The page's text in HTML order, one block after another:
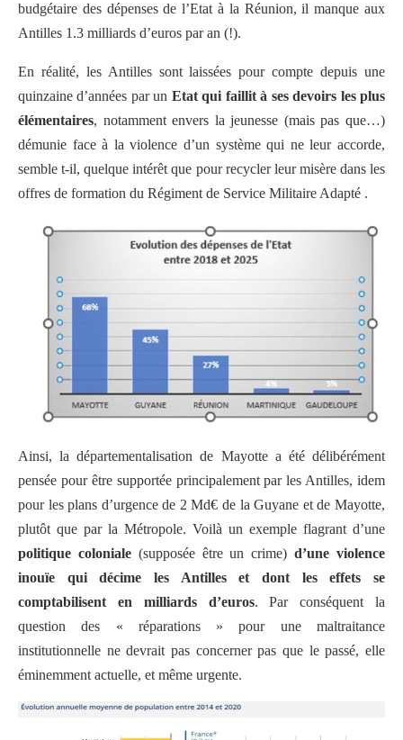
budgétaire des dépenses de l’Etat à la Réunion, il manque aux
Antilles 1.3 milliards d’euros par an (!).
En réalité, les Antilles sont laissées pour compte depuis une
quinzaine d’années par un Etat qui faillit à ses devoirs lesplus
élémentaires, notamment envers la jeunesse (mais pas que…)
démunie face à la violence d’un système qui ne leur accorde,
semble t-il, quelque intérêt que pour recycler leur misère dans les
offres de formation du Régiment de Service Militaire Adapté .
Ainsi, la départementalisation de Mayotte a été délibérément
pensée pour être supportée principalement par les Antilles, idem
pour les plans d’urgence de 2 Md€ de la Guyane et de Mayotte,
plutôt que par la Métropole. Voilà un exemple flagrant d’une
politique coloniale (supposée être un crime)d’une violence
inouïe qui décime les Antilles et dont les effets se
comptabilisent en milliards d’euros. Par conséquent la
question des « réparations » pour une maltraitance
institutionnelle ne devrait pas concerner pas que le passé, elle
éminemment actuelle, et même urgente.